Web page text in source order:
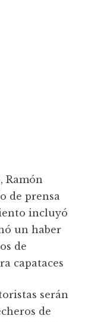
Ramón
de prensa
incluyó
un haber
de
capataces
serán
de